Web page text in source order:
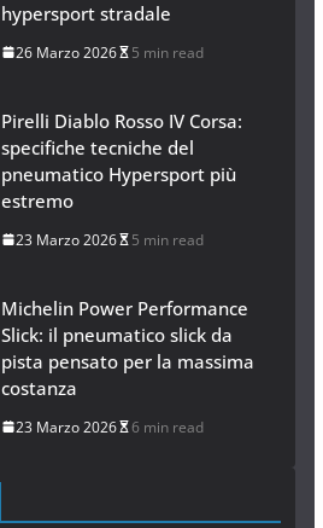
hypersport stradale
26 Marzo 2026 5 min read
Pirelli Diablo Rosso IV Corsa:
specifiche tecniche del
pneumatico Hypersport più
estremo
23 Marzo 2026 5 min read
Michelin Power Performance
Slick: il pneumatico slick da
pista pensato per la massima
costanza
23 Marzo 2026 6 min read